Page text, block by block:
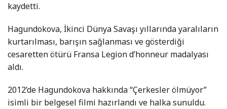
kaydetti.
Hagundokova, İkinci Dünya Savaşı yıllarında yaralıların
kurtarılması, barışın sağlanması ve gösterdiği
cesaretten ötürü Fransa Legion d’honneur madalyası
aldı.
2012’de Hagundokova hakkında “Çerkesler ölmüyor”
isimli bir belgesel filmi hazırlandı ve halka sunuldu.